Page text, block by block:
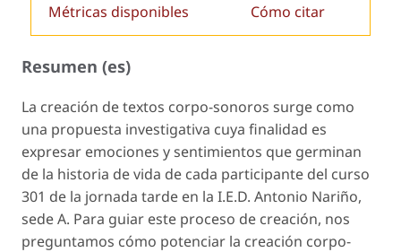
Métricas disponibles Cómo citar
Resumen (es)
La creación de textos corpo-sonoros surge como
una propuesta investigativa cuya finalidad es
expresar emociones y sentimientos que germinan
de la his­toria de vida de cada participante del curso
301 de la jornada tarde en la I.E.D. Antonio Nariño,
sede A. Para guiar este proceso de creación, nos
pregunta­mos cómo potenciar la creación corpo-